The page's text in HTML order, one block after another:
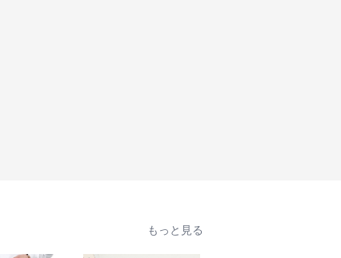
もっと見る